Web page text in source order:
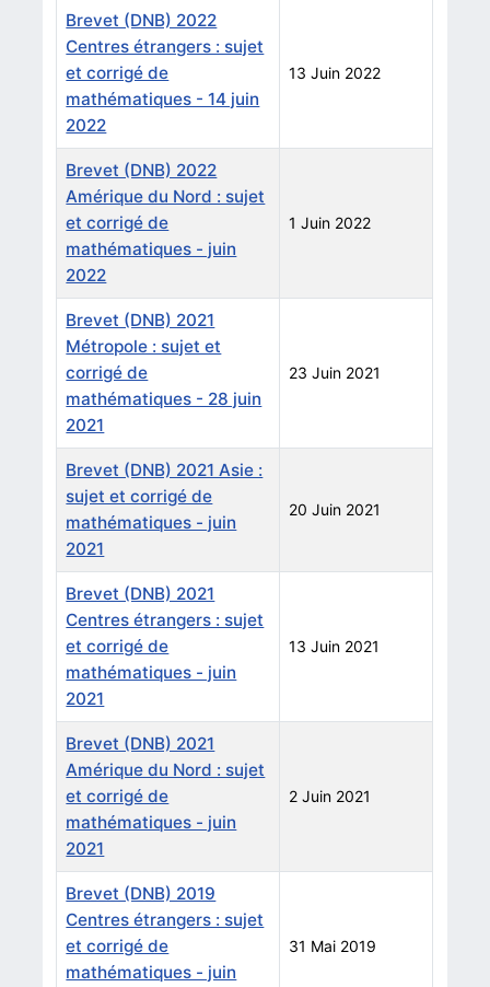
Brevet (DNB) 2022
Centres étrangers : sujet
et corrigé de
mathématiques - 14 juin
2022
13 Juin 2022
Brevet (DNB) 2022
Amérique du Nord : sujet
et corrigé de
mathématiques - juin
2022
1 Juin 2022
Brevet (DNB) 2021
Métropole : sujet et
corrigé de
mathématiques - 28 juin
2021
23 Juin 2021
Brevet (DNB) 2021 Asie :
sujet et corrigé de
mathématiques - juin
2021
20 Juin 2021
Brevet (DNB) 2021
Centres étrangers : sujet
et corrigé de
mathématiques - juin
2021
13 Juin 2021
Brevet (DNB) 2021
Amérique du Nord : sujet
et corrigé de
mathématiques - juin
2021
2 Juin 2021
Brevet (DNB) 2019
Centres étrangers : sujet
et corrigé de
mathématiques - juin
31 Mai 2019